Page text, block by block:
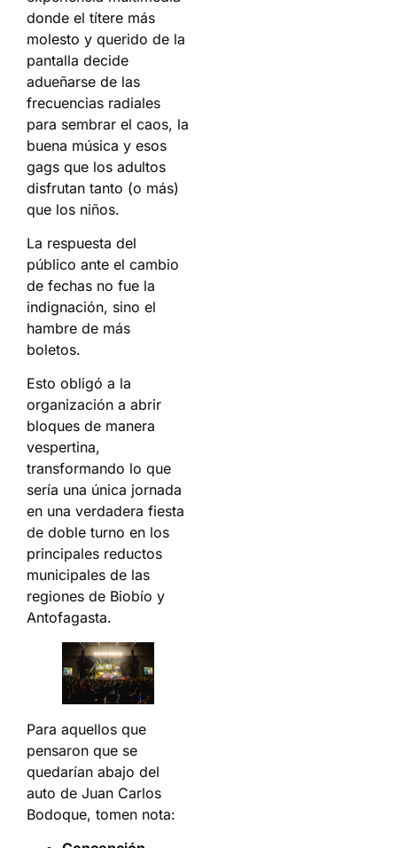
donde el títere más
molesto y querido de la
pantalla decide
adueñarse de las
frecuencias radiales
para sembrar el caos, la
buena música y esos
gags que los adultos
disfrutan tanto (o más)
que los niños.
La respuesta del
público ante el cambio
de fechas no fue la
indignación, sino el
hambre de más
boletos.
Esto obligó a la
organización a abrir
bloques de manera
vespertina,
transformando lo que
sería una única jornada
en una verdadera fiesta
de doble turno en los
principales reductos
municipales de las
regiones de Biobío y
Antofagasta.
Para aquellos que
pensaron que se
quedarían abajo del
auto de Juan Carlos
Bodoque, tomen nota: